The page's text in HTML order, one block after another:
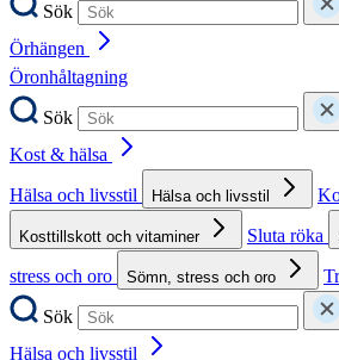
Sök
Örhängen
Öronhåltagning
Sök
Kost & hälsa
Hälsa och livsstil
Hälsa och livsstil
Kosttillskott och vitaminer Sluta röka
stress och oro
Sömn, stress och oro
Sök
Hälsa och livsstil